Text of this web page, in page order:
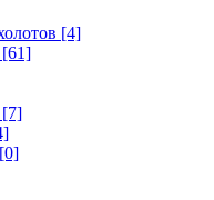
[4]
[61]
[7]
[0]